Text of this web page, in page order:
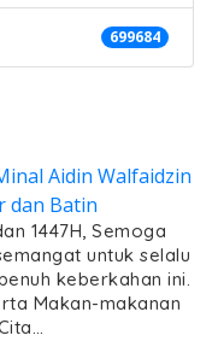
699684
1447H, Semoga
untuk selalu
keberkahan ini.
Makan-makanan